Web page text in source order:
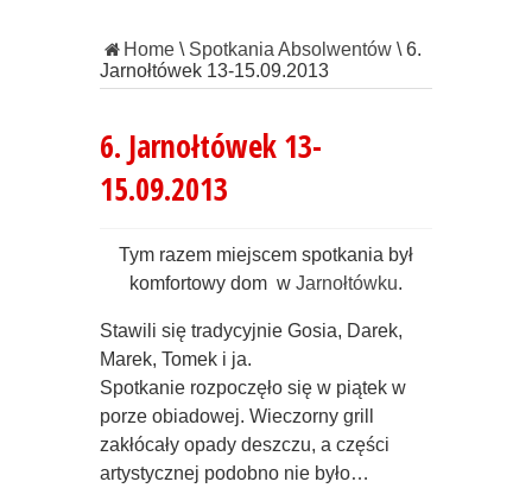
Home \ Spotkania Absolwentów \ 6.
Jarnołtówek 13-15.09.2013
6. Jarnołtówek 13-
15.09.2013
Tym razem miejscem spotkania był
komfortowy dom w Jarnołtówku.
Stawili się tradycyjnie Gosia, Darek,
Marek, Tomek i ja.
Spotkanie rozpoczęło się w piątek w
porze obiadowej. Wieczorny grill
zakłócały opady deszczu, a części
artystycznej podobno nie było…